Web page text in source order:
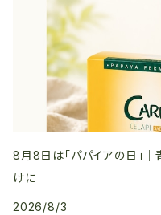
8月8日は「パパイアの日」
けに
2026/8/3